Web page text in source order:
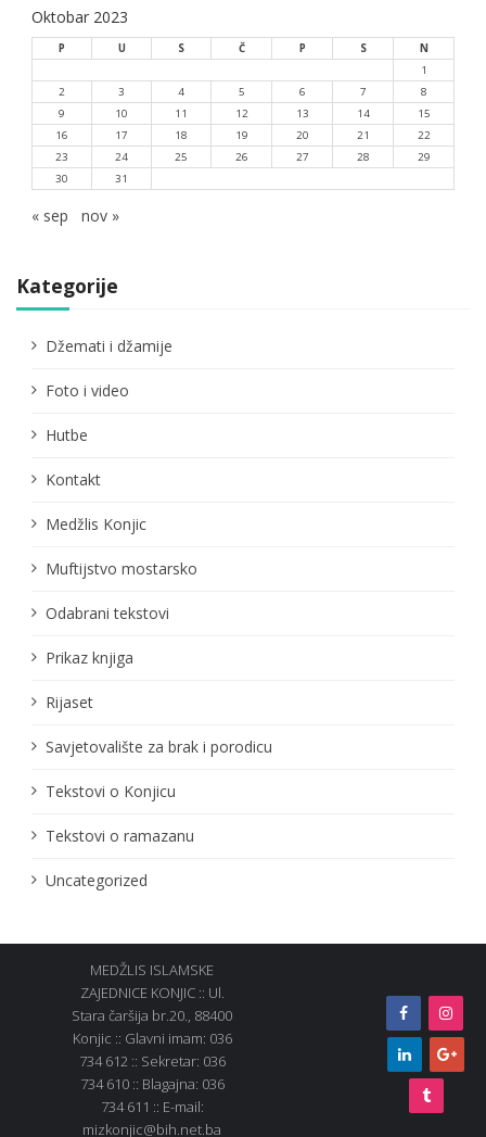
Oktobar 2023
P U S Č P S
N
1
2
3 4 5 6 7
8
9
10 11 12 13 14
15
16
17 18 19 20 21
22
23
24 25 26 27 28
29
30
31
« sep nov »
Kategorije
Džemati i džamije
Foto i video
Hutbe
Kontakt
Medžlis Konjic
Muftijstvo mostarsko
Odabrani tekstovi
Prikaz knjiga
Rijaset
Savjetovalište za brak i porodicu
Tekstovi o Konjicu
Tekstovi o ramazanu
Uncategorized
MEDŽLIS ISLAMSKE
ZAJEDNICE KONJIC :: Ul.
Stara čaršija br.20., 88400
Konjic :: Glavni imam: 036
734 612 :: Sekretar: 036
734 610 :: Blagajna: 036
734 611 :: E-mail:
mizkonjic@bih.net.ba